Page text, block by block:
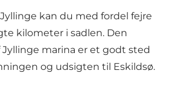
kan du med fordel fejre
kilometer i sadlen. Den
Jyllinge marina er et godt sted
og udsigten til Eskildsø.